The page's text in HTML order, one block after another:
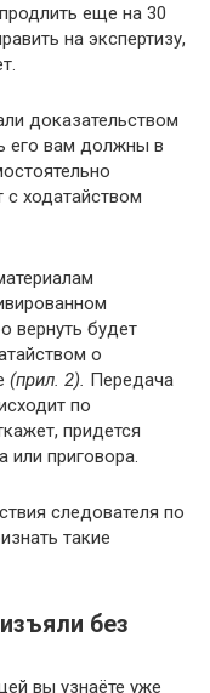
еще на 30
на экспертизу,
доказательством
его вам должны в
с ходатайством
вернуть будет
о
(прил. 2). Передача
по
придется
приговора.
следователя по
такие
без
вы узнаёте уже